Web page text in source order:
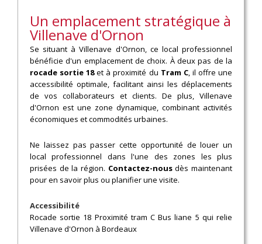
Un emplacement stratégique à
Villenave d'Ornon
Se situant à Villenave d'Ornon, ce local professionnel
bénéficie d'un emplacement de choix. À deux pas de la
rocade sortie 18et à proximité du Tram C, il offre une
accessibilité optimale, facilitant ainsi les déplacements
de vos collaborateurs et clients. De plus, Villenave
d'Ornon est une zone dynamique, combinant activités
économiques et commodités urbaines.
Ne laissez pas passer cette opportunité de louer un
local professionnel dans l'une des zones les plus
prisées de la région. Contactez-nousdès maintenant
pour en savoir plus ou planifier une visite.
Accessibilité
Rocade sortie 18 Proximité tram C Bus liane 5 qui relie
Villenave d'Ornon à Bordeaux